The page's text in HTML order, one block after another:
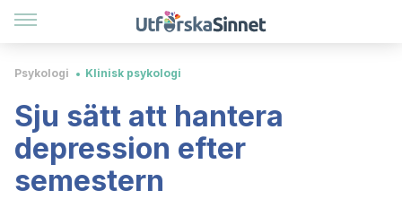
Psykologi Klinisk psykologi
Sju sätt att hantera
depression efter
semestern